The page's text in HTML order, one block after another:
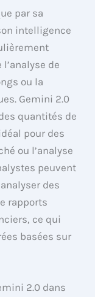
par sa
intelligence
de
ou la
Gemini 2.0
quantités de
pour des
ou l’analyse
peuvent
des
rapports
ce qui
basées sur
2.0 dans